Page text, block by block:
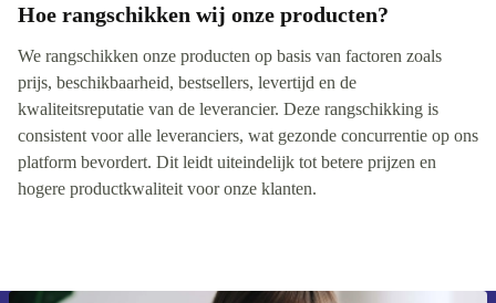
Hoe rangschikken wij onze producten?
We rangschikken onze producten op basis van factoren zoals
prijs, beschikbaarheid, bestsellers, levertijd en de
kwaliteitsreputatie van de leverancier. Deze rangschikking is
consistent voor alle leveranciers, wat gezonde concurrentie op ons
platform bevordert. Dit leidt uiteindelijk tot betere prijzen en
hogere productkwaliteit voor onze klanten.